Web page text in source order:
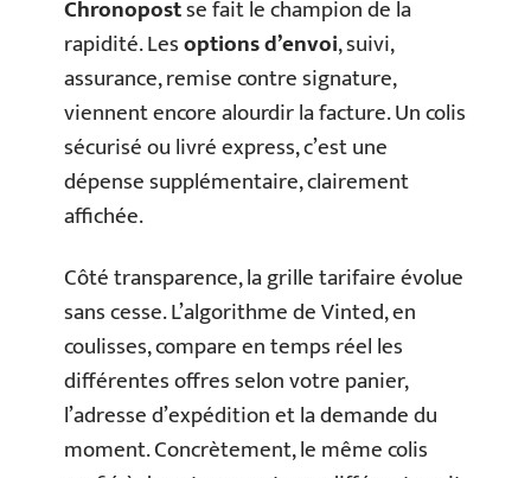
Chronopostse fait le champion de la
rapidité. Lesoptions d’envoi, suivi,
assurance, remise contre signature,
viennent encore alourdir la facture. Un colis
sécurisé ou livré express, c’est une
dépense supplémentaire, clairement
affichée.
Côté transparence, la grille tarifaire évolue
sans cesse. L’algorithme de Vinted, en
coulisses, compare en temps réel les
différentes offres selon votre panier,
l’adresse d’expédition et la demande du
moment. Concrètement, le même colis